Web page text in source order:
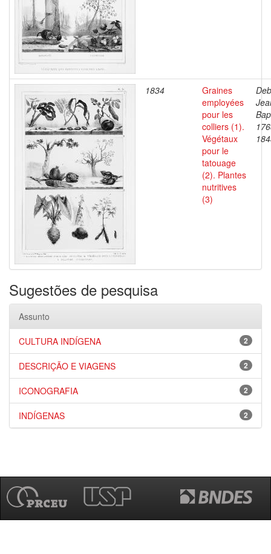
1834
Graines
employées
pour les
colliers (1).
Végétaux
pour le
tatouage
(2). Plantes
nutritives
(3)
Sugestões de pesquisa
Assunto
2
CULTURA INDÍGENA
2
DESCRIÇÃO E VIAGENS
2
ICONOGRAFIA
2
INDÍGENAS